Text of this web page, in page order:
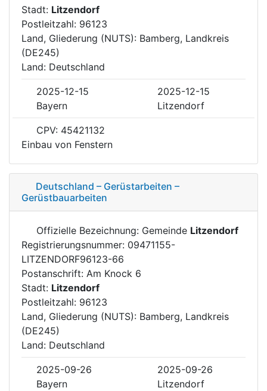
Stadt: Litzendorf
Postleitzahl: 96123
Land, Gliederung (NUTS): Bamberg, Landkreis
(DE245)
Land: Deutschland
2025-12-15
2025-12-15
Bayern
Litzendorf
CPV: 45421132
Einbau von Fenstern
Deutschland – Gerüstarbeiten –
Gerüstbauarbeiten
Offizielle Bezeichnung: Gemeinde Litzendorf
Registrierungsnummer: 09471155-
LITZENDORF96123-66
Postanschrift: Am Knock 6
Stadt: Litzendorf
Postleitzahl: 96123
Land, Gliederung (NUTS): Bamberg, Landkreis
(DE245)
Land: Deutschland
2025-09-26
2025-09-26
Bayern
Litzendorf